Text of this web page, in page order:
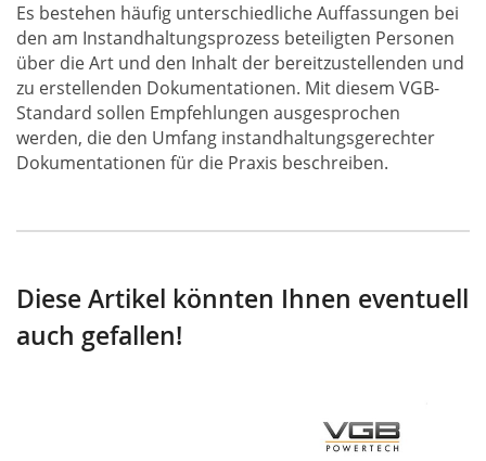
Es bestehen häufig unterschiedliche Auffassungen bei
den am Instandhaltungsprozess beteiligten Personen
über die Art und den Inhalt der bereitzustellenden und
zu erstellenden Dokumentationen. Mit diesem VGB-
Standard sollen Empfehlungen ausgesprochen
werden, die den Umfang instandhaltungsgerechter
Dokumentationen für die Praxis beschreiben.
Diese Artikel könnten Ihnen eventuell
auch gefallen!